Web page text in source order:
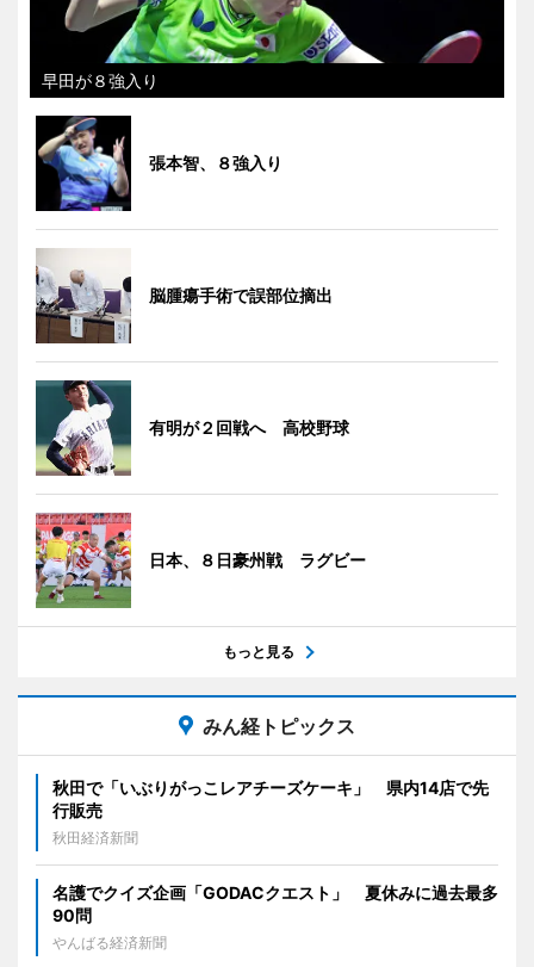
早田が８強入り
張本智、８強入り
脳腫瘍手術で誤部位摘出
有明が２回戦へ 高校野球
日本、８日豪州戦 ラグビー
もっと見る
みん経トピックス
秋田で「いぶりがっこレアチーズケーキ」 県内14店で先
行販売
秋田経済新聞
名護でクイズ企画「GODACクエスト」 夏休みに過去最多
90問
やんばる経済新聞